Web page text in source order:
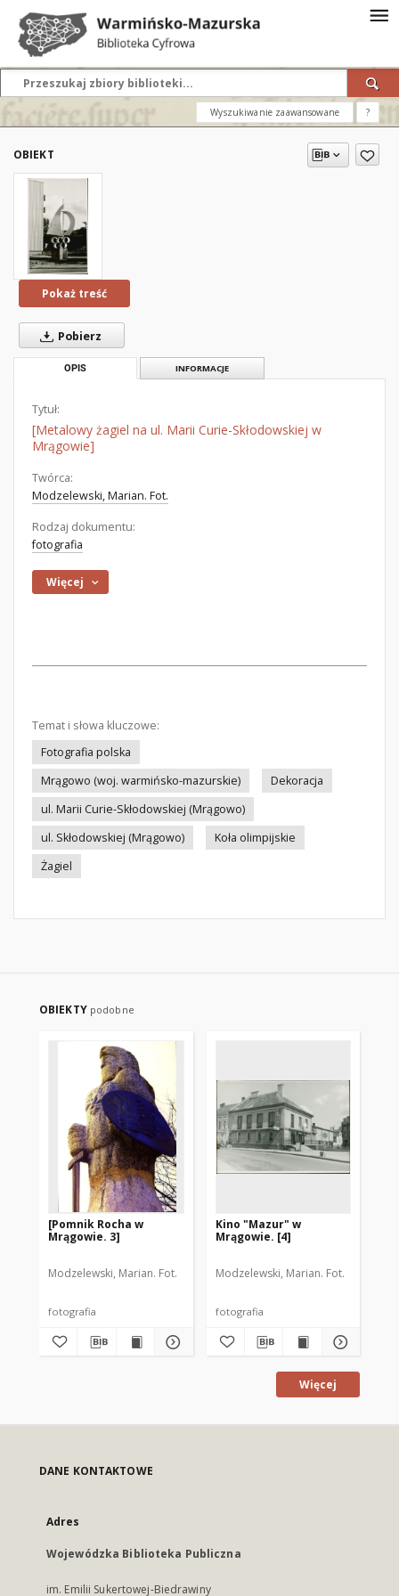
Wyszukiwanie zaawansowane ?
OBIEKT
Pokaż treść
Pobierz
OPIS INFORMACJE
Tytuł:
[Metalowy żagiel na ul. Marii Curie-Skłodowskiej w
Mrągowie]
Twórca:
Modzelewski, Marian. Fot.
Rodzaj dokumentu:
fotografia
Więcej
Temat i słowa kluczowe:
Fotografia polska
Mrągowo (woj. warmińsko-mazurskie)
Dekoracja
ul. Marii Curie-Skłodowskiej (Mrągowo)
ul. Skłodowskiej (Mrągowo)
Koła olimpijskie
Żagiel
OBIEKTY podobne
[Pomnik Rocha w
Mrągowie. 3]
Modzelewski, Marian. Fot.
fotografia
Kino "Mazur" w
Mrągowie. [4]
Modzelewski, Marian. Fot.
fotografia
Więcej
DANE KONTAKTOWE
Adres
Wojewódzka Biblioteka Publiczna
im. Emilii Sukertowej-Biedrawiny